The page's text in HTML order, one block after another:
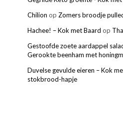
Chilion op Zomers broodje
Hachee! – Kok met Baard op
Gestoofde zoete aardappel
Gerookte beenham met
Duvelse gevulde eieren – Kok
stokbrood-hapje